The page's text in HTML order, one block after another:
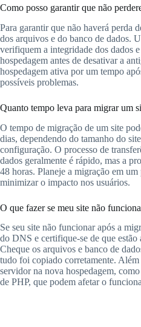
Como posso garantir que não
Para garantir que não haverá perda
dos arquivos e do banco de dados.
verifiquem a integridade dos dados
hospedagem antes de desativar a
hospedagem ativa por um tempo
possíveis problemas.
Quanto tempo leva para migrar um
O tempo de migração de um site
dias, dependendo do tamanho do
configuração. O processo de
dados geralmente é rápido, mas a
48 horas. Planeje a migração em
minimizar o impacto nos usuários.
O que fazer se meu site não
Se seu site não funcionar após a
do DNS e certifique-se de que
Cheque os arquivos e banco de
tudo foi copiado corretamente.
servidor na nova hospedagem,
de PHP, que podem afetar o